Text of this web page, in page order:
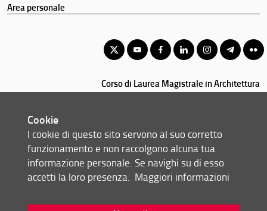
Area personale
Corso di Laurea Magistrale in Architettura
Via della Mattonaia, 14 - 50121 Firenze (FI)
Tel: +39 055 2755410 (portineria di Santa Teresa, Firenze)
055 2755180/5181 (portineria di Santa Verdiana, Firenze)
055 2757079 (portineria Design Campus, Calenzano)
Cookie
I cookie di questo sito servono al suo corretto
funzionamento e non raccolgono alcuna tua
informazione personale. Se navighi su di esso
accetti la loro presenza. Maggiori informazioni